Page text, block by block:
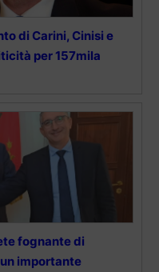
di Carini, Cinisi e
per 157mila
fognante di
importante